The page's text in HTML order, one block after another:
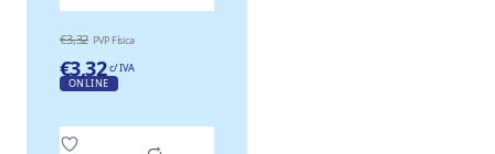
€3,32 PVP Física
€3,32 c/ IVA
ONLINE